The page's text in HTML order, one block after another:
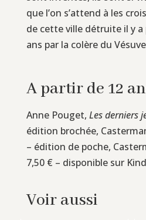
que l’on s’attend à les
de cette ville détruite il y a
ans par la colère du
A partir de 12
Anne Pouget, Les derniers
édition brochée,
– édition de poche,
7,50 € – disponible sur
Voir aussi